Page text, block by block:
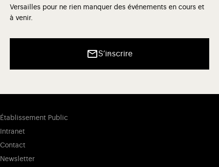
Versailles pour ne rien manquer des événements en cours et
à venir.
S’inscrire
Établissement Public
Intranet
Contact
Newsletter